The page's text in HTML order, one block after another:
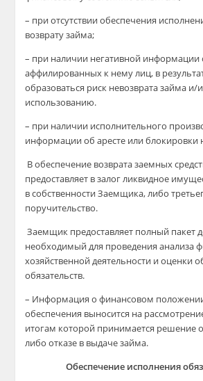
– при отсутствии обеспечения
возврату займа;
– при наличии негативной
аффилированных к нему лиц, в
образоваться риск невозврата займа
использованию.
– при наличии исполнительного
информации об аресте или блокировки
В обеспечение возврата заемных
предоставляет в залог ликвидное
в собственности Заемщика, либо
поручительство.
Заемщик предоставляет полный пакет
необходимый для проведения анализа
хозяйственной деятельности и оценки
обязательств.
– Информация о финансовом
обеспечения выносится на
итогам которой принимается решение
либо отказе в выдаче займа.
Обеспечение исполнения